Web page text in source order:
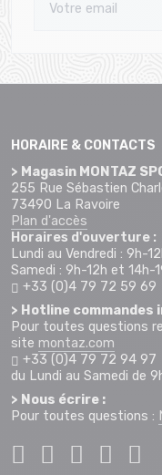
HORAIRE & CONTACTS
> Magasin MONTAZ
255 Rue Sébastien
73490 La Ravoire
Plan d'accès
Horaires d'ouverture :
Lundi au Vendredi : 9h-
Samedi : 9h-12h et 14h-
+33 (0)4 79 72 59 69
> Hotline commandes
Pour toutes questions
site montaz.com
+33 (0)4 79 72 94 97
du Lundi au Samedi de
> Nous écrire :
Pour toutes questions :